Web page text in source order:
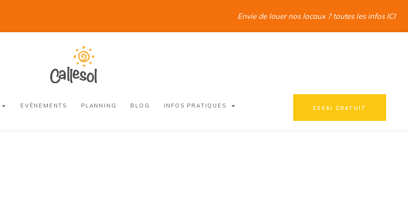
Envie de louer nos locaux ? toutes les infos ICI
EVÈNEMENTS PLANNING BLOG INFOS PRATIQUES ESSAI GRATUIT